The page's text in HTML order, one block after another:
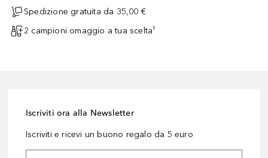
Spedizione gratuita da 35,00 €
2 campioni omaggio a tua scelta¹
Iscriviti ora alla Newsletter
Iscriviti e ricevi un buono regalo da 5 euro